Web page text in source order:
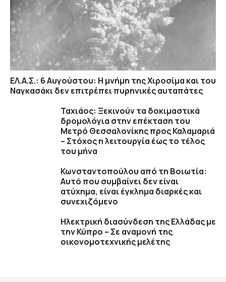
ΕΛ.Α.Σ.: 6 Αυγούστου: Η μνήμη της Χιροσίμα και του
Ναγκασάκι δεν επιτρέπει πυρηνικές αυταπάτες
Ταχιάος: Ξεκινούν τα δοκιμαστικά
δρομολόγια στην επέκταση του
Μετρό Θεσσαλονίκης προς Καλαμαριά
– Στόχος η λειτουργία έως το τέλος
του μήνα
Κωνσταντοπούλου από τη Βοιωτία:
Αυτό που συμβαίνει δεν είναι
ατύχημα, είναι έγκλημα διαρκές και
συνεχιζόμενο
Ηλεκτρική διασύνδεση της Ελλάδας με
την Κύπρο – Σε αναμονή της
οικονομοτεχνικής μελέτης